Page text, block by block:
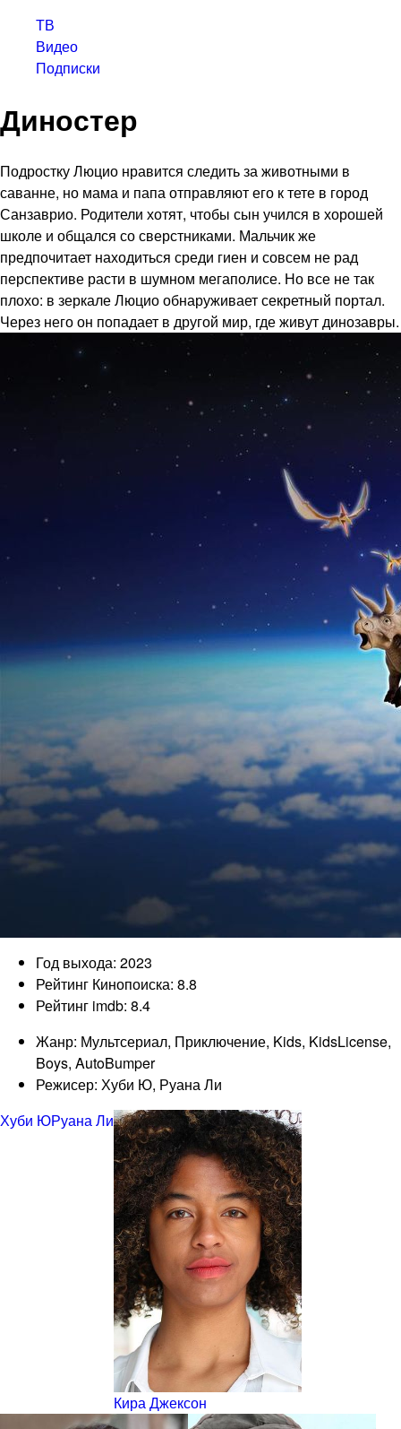
ТВ
Видео
Подписки
Диностер
Подростку Люцио нравится следить за животными в
саванне, но мама и папа отправляют его к тете в город
Санзаврио. Родители хотят, чтобы сын учился в хорошей
школе и общался со сверстниками. Мальчик же
предпочитает находиться среди гиен и совсем не рад
перспективе расти в шумном мегаполисе. Но все не так
плохо: в зеркале Люцио обнаруживает секретный портал.
Через него он попадает в другой мир, где живут динозавры.
Год выхода: 2023
Рейтинг Кинопоиска: 8.8
Рейтинг imdb: 8.4
Жанр: Мультсериал, Приключение, Kids, KidsLicense,
Boys, AutoBumper
Режисер: Хуби Ю, Руана Ли
Хуби ЮРуана Ли
Кира Джексон